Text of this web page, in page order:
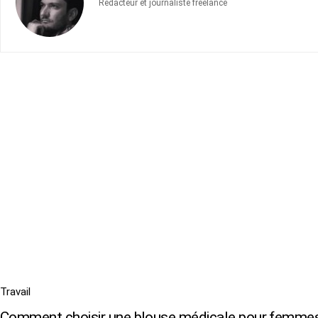
Rédacteur et journaliste freelance
Travail